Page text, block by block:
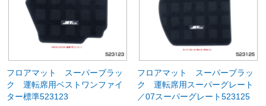
フロアマット スーパーブラッ
ク 運転席用ベストワンファイ
ター標準523123
フロアマット スーパーブラッ
ク 運転席用スーパーグレート
／07スーパーグレート523125